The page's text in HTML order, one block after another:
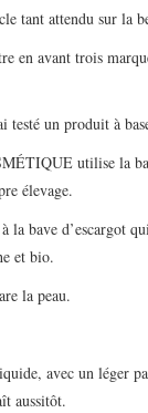
tant attendu sur la
en avant trois
un produit à
utilise la
élevage.
la bave d’escargot
et bio.
la peau.
avec un léger
aussitôt.